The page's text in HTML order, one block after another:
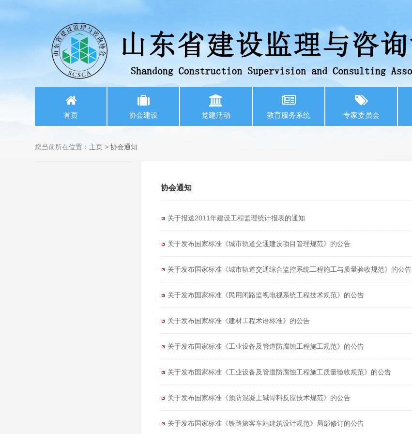
首页 协会建设 党建活动 教育服务系统 专家委员会
您当前所在位置： 主页 > 协会通知
协会通知
关于报送2011年建设工程监理统计报表的通知
关于发布国家标准《城市轨道交通建设项目管理规范》的公告
关于发布国家标准《城市轨道交通综合监控系统工程施工与质量验收规范》的公告
关于发布国家标准《民用闭路监视电视系统工程技术规范》的公告
关于发布国家标准《建材工程术语标准》的公告
关于发布国家标准《工业设备及管道防腐蚀工程施工规范》的公告
关于发布国家标准《工业设备及管道防腐蚀工程施工质量验收规范》的公告
关于发布国家标准《预防混凝土碱骨料反应技术规范》的公告
关于发布国家标准《铁路旅客车站建筑设计规范》局部修订的公告